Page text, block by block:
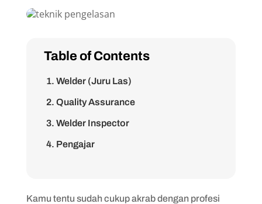
Table of Contents
1. Welder (Juru Las)
2. Quality Assurance
3. Welder Inspector
4. Pengajar
Kamu tentu sudah cukup akrab dengan profesi